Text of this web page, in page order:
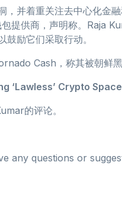
，并着重关注去中心化金
提供商，声明称。Raja
励它们采取行动。
Cash，称其被朝鲜黑
‘Lawless’ Crypto
的评论。
any questions or